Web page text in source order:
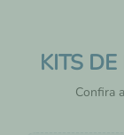
KITS
Confira